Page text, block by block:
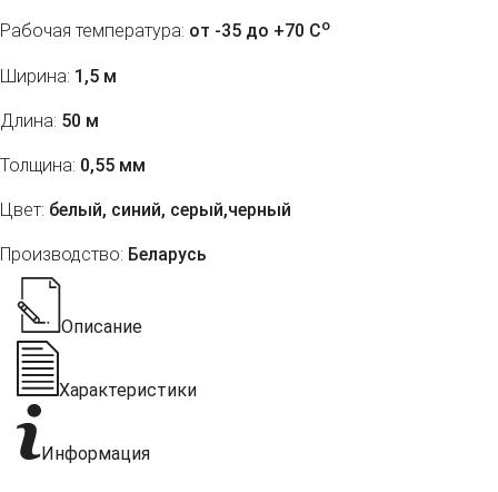
Рабочая температура: от -35 до +70 Co
Ширина: 1,5 м
Длина: 50 м
Толщина: 0,55 мм
Цвет: белый, синий, серый,черный
Производство: Беларусь
Описание
Характеристики
Информация